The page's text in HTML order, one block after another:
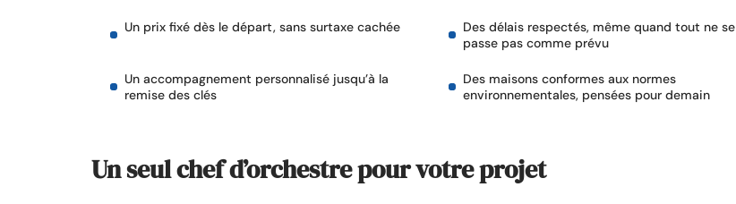
Un prix fixé dès le départ, sans surtaxe cachée
Des délais respectés, même quand tout ne se
passe pas comme prévu
Un accompagnement personnalisé jusqu’à la
remise des clés
Des maisons conformes aux normes
environnementales, pensées pour demain
Un seul chef d’orchestre pour votre projet